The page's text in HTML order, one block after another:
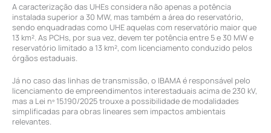
A caracterização das UHEs considera não apenas a potência
instalada superior a 30 MW, mas também a área do reservatório,
sendo enquadradas como UHE aquelas com reservatório maior que
13 km². As PCHs, por sua vez, devem ter potência entre 5 e 30 MW e
reservatório limitado a 13 km², com licenciamento conduzido pelos
órgãos estaduais.
Já no caso das linhas de transmissão, o IBAMA é responsável pelo
licenciamento de empreendimentos interestaduais acima de 230 kV,
mas a Lei nº 15.190/2025 trouxe a possibilidade de modalidades
simplificadas para obras lineares sem impactos ambientais
relevantes.